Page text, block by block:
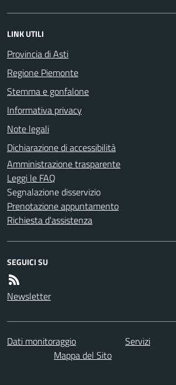
LINK UTILI
Provincia di Asti
Regione Piemonte
Stemma e gonfalone
Informativa privacy
Note legali
Dichiarazione di accessibilità
Amministrazione trasparente
Leggi le FAQ
Segnalazione disservizio
Prenotazione appuntamento
Richiesta d'assistenza
SEGUICI SU
Newsletter
Dati monitoraggio Servizi
Mappa del Sito